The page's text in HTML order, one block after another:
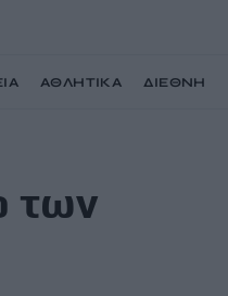
ΑΘΛΗΤΙΚΑ ΔΙΕΘΝΗ
των